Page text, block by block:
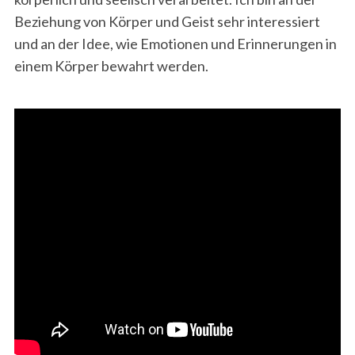
Beziehung von Körper und Geist sehr interessiert
und an der Idee, wie Emotionen und Erinnerungen in
einem Körper bewahrt werden.